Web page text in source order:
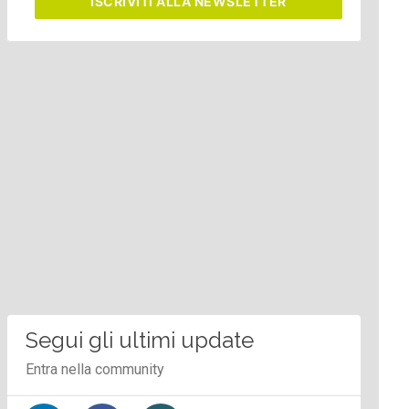
Segui gli ultimi update
Entra nella community